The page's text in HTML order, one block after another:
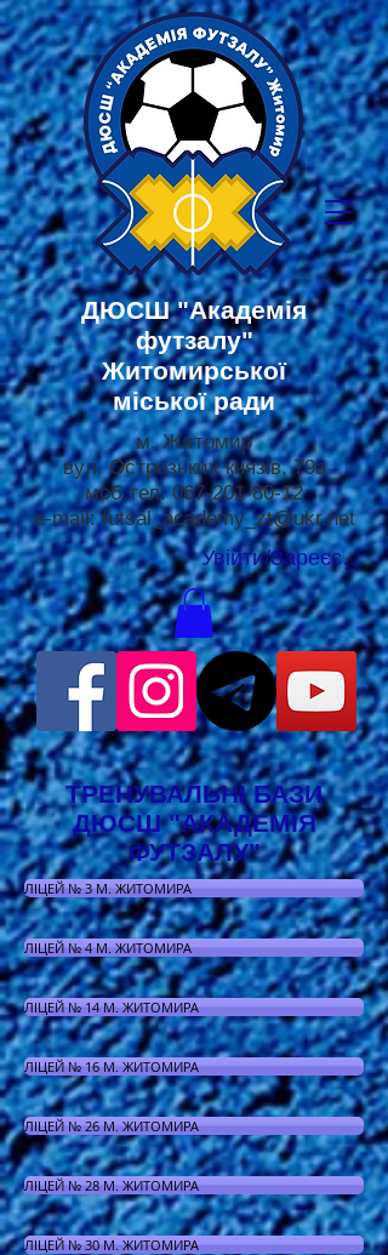
ДЮСШ"Академія
футзалу"
Житомирської
міської ради
Увійти/
м. Житомир
вул. Острозьких князів, 79а
моб.тел:067-201-80-12
e-mail:futsal_academy_zt@ukr.net
ТРЕНУВАЛЬНІ БАЗИ
ДЮСШ "АКАДЕМІЯ
ФУТЗАЛУ"
ЛІЦЕЙ № 3 М. ЖИТОМИРА
ЛІЦЕЙ № 4 М. ЖИТОМИРА
ЛІЦЕЙ № 14 М. ЖИТОМИРА
ЛІЦЕЙ № 16 М. ЖИТОМИРА
ЛІЦЕЙ № 26 М. ЖИТОМИРА
ЛІЦЕЙ № 28 М. ЖИТОМИРА
ЛІЦЕЙ № 30 М. ЖИТОМИРА